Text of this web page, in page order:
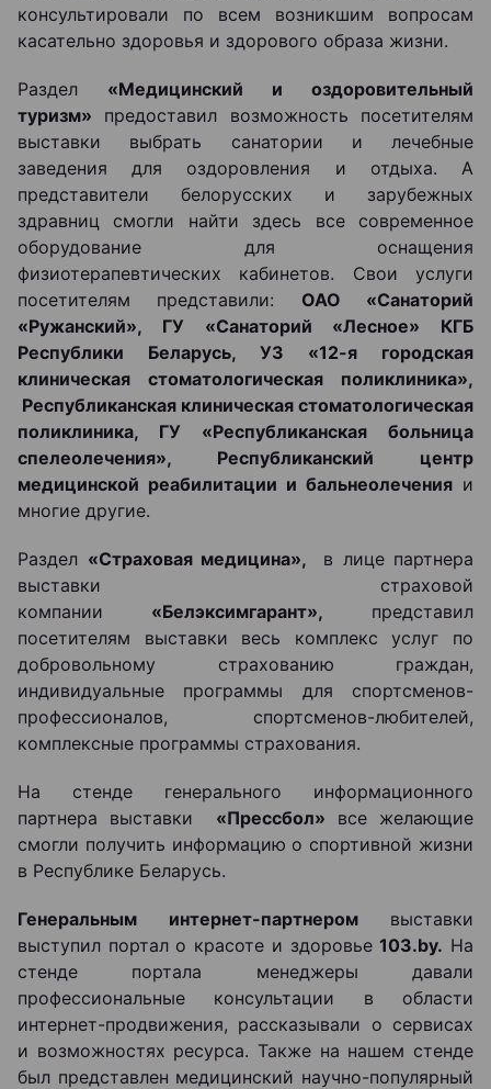
консультировали по всем возникшим вопросам
касательно здоровья и здорового образа жизни.
Раздел «Медицинский и оздоровительный
туризм» предоставил возможность посетителям
выставки выбрать санатории и лечебные
заведения для оздоровления и отдыха. А
представители белорусских и зарубежных
здравниц смогли найти здесь все современное
оборудование для оснащения
физиотерапевтических кабинетов. Свои услуги
посетителям представили: ОАО «Санаторий
«Ружанский», ГУ «Санаторий «Лесное» КГБ
Республики Беларусь, УЗ «12-я городская
клиническая стоматологическая поликлиника»,
Республиканская клиническая стоматологическая
поликлиника, ГУ «Республиканская больница
спелеолечения», Республиканский центр
медицинской реабилитации и бальнеолечения и
многие другие.
Раздел «Страховая медицина»,
в лице партнера
выставки страховой
компании «Белэксимгарант», представил
посетителям выставки весь комплекс услуг по
добровольному страхованию граждан,
индивидуальные программы для спортсменов-
профессионалов, спортсменов-любителей,
комплексные программы страхования.
На стенде генерального информационного
партнера выставки
«Прессбол» все желающие
смогли получить информацию о спортивной жизни
в Республике Беларусь.
Генеральным интернет-партнеромвыставки
выступил портал о красоте и здоровье103.by. На
стенде портала менеджеры давали
профессиональные консультации в области
интернет-продвижения, рассказывали о сервисах
и возможностях ресурса. Также на нашем стенде
был представлен медицинский научно-популярный